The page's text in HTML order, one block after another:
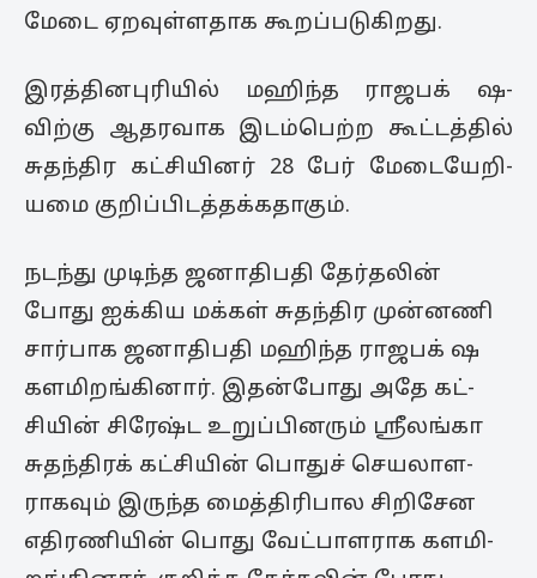
மேடை ஏற­வுள்­ள­தாக கூறப்­ப­டு­கி­றது.
இரத்­தி­ன­பு­ரியில் மஹிந்த ராஜ­ப­க் ஷ­
விற்கு ஆத­ர­வாக இடம்­பெற்ற கூட்­டத்தில்
சுதந்­திர கட்­சி­யினர் 28 பேர் மேடை­யே­றி­
யமை குறிப்­பி­டத்­தக்­க­தாகும்.
நடந்து முடிந்த ஜனா­தி­பதி தேர்­தலின்
போது ஐக்­கிய மக்கள் சுதந்­திர முன்­னணி
சார்­பாக ஜனா­தி­பதி மஹிந்த ராஜ­பக் ஷ
கள­மி­றங்­கி­னார். இதன்­போது அதே கட்­
சியின் சிரேஷ்ட உறுப்­பி­னரும் ஸ்ரீலங்கா
சுதந்­திரக் கட்­சியின் பொதுச் செய­லா­ள­
ராகவும் இருந்த மைத்­தி­ரி­பால சிறி­சேன
எதி­ர­ணியின் பொது வேட்­பா­ள­ராக கள­மி­